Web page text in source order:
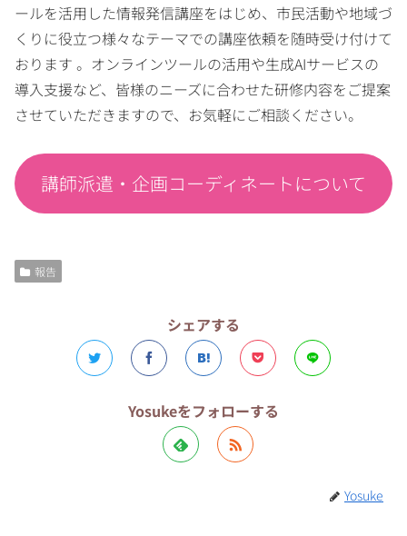
ールを活用した情報発信講座をはじめ、市民活動や地域づ
くりに役立つ様々なテーマでの講座依頼を随時受け付けて
おります 。オンラインツールの活用や生成AIサービスの
導入支援など、皆様のニーズに合わせた研修内容をご提案
させていただきますので、お気軽にご相談ください。
講師派遣・企画コーディネートについて
報告
シェアする
Yosukeをフォローする
Yosuke